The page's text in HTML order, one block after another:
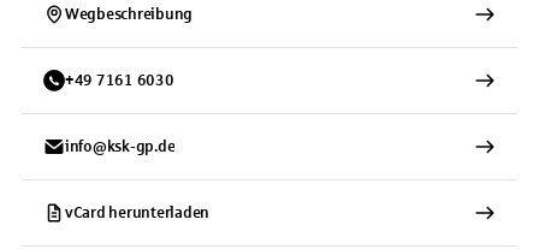
Wegbeschreibung
+49 7161 6030
info@ksk-gp.de
vCard herunterladen